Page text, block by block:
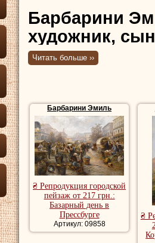
Барбарини
художник,
Барбарини
Барбарини
Барбарини
пейзажистом.
Купить
репродукции
художника,
речной пейзаж,
Читать больше ››
Барбарини Эмиль
₴ Репродукция городской
пейзаж от 217 грн.:
Базарный день в
Прессбурге
Артикул: 09858
₴